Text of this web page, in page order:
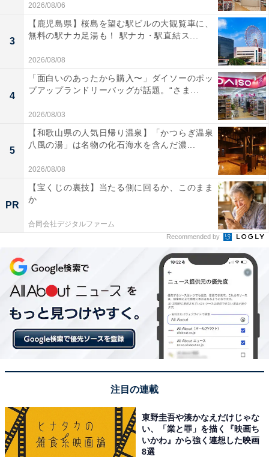
2026/08/06
3
【鹿児島県】桜島を望む駅ビルの大観覧車に、
無料の駅ナカ足湯も！ 駅ナカ・駅直結ス...
2026/08/08
4
「面白いのあったから購入〜」ダイソーのポッ
プアップランドリーバッグが話題。“さま...
2026/08/03
5
【和歌山県の人気日帰り温泉】「かつらぎ温泉
八風の湯」は名物の化石海水を含んだ濃...
2026/08/08
PR
【宝くじの裏技】当たる側に回るか、このまま
か
合同会社デジタルファーム
Recommended by
注目の連載
東野圭吾や湊かなえだけじゃな
い、「業と罪」を描く『映画ち
いかわ』から強く連想した映画
8選